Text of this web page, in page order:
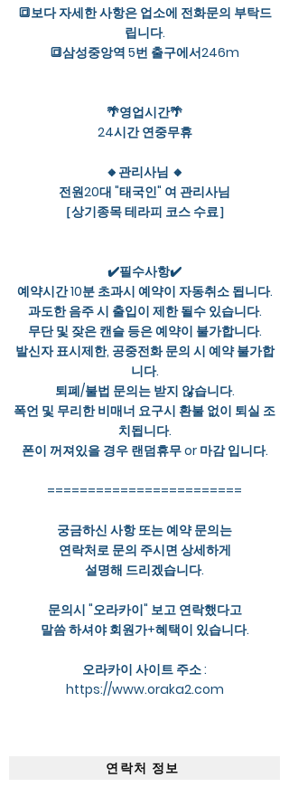
🔳보다 자세한 사항은 업소에 전화문의 부탁드
립니다.
🔳삼성중앙역 5번 출구에서246m
🌴영업시간🌴
24시간 연중무휴
🔸관리사님 🔸
전원20대 "태국인" 여 관리사님
［상기종목 테라피 코스 수료］
✔️필수사항✔️
예약시간 10분 초과시 예약이 자동취소 됩니다.
과도한 음주 시 출입이 제한 될수 있습니다.
무단 및 잦은 캔슬 등은 예약이 불가합니다.
발신자 표시제한, 공중전화 문의 시 예약 불가합
니다.
퇴폐/불법 문의는 받지 않습니다.
폭언 및 무리한 비매너 요구시 환불 없이 퇴실 조
치됩니다.
폰이 꺼져있을 경우 랜덤휴무 or 마감 입니다.
========================
궁금하신 사항 또는 예약 문의는
연락처로 문의 주시면 상세하게
설명해 드리겠습니다.
문의시 "오라카이" 보고 연락했다고
말씀 하셔야 회원가+혜택이 있습니다.
오라카이 사이트 주소 :
https://www.oraka2.com
연락처 정보